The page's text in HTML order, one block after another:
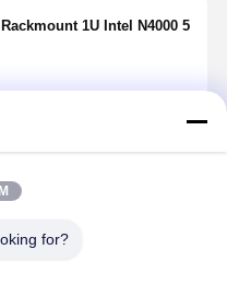
1U Intel N4000 5
for?